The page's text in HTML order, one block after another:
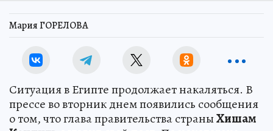
Мария ГОРЕЛОВА
Ситуация в Египте продолжает накаляться. В
прессе во вторник днем появились сообщения
о том, что глава правительства страныХишам